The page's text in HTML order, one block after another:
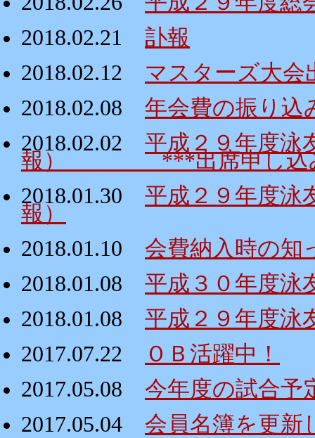
2018.02.21
訃報
2018.02.12
マスターズ大会
2018.02.08
年会費の振り込
2018.02.02
平成２９年度泳
報） ***出席申し込み
2018.01.30
平成２９年度泳
報）
2018.01.10
会費納入時の知
2018.01.08
平成３０年度泳
2018.01.08
平成２９年度泳
2017.07.22
ＯＢ活躍中！
2017.05.08
今年度の試合予
2017.05.04
会員名簿を更新